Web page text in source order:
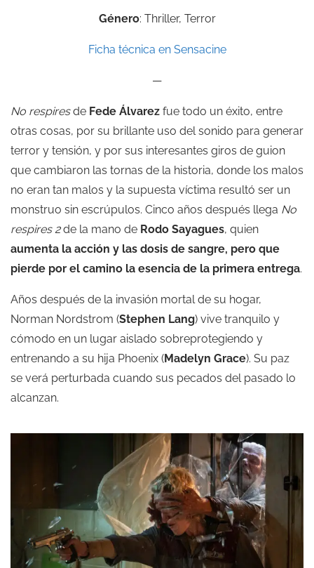
Género: Thriller, Terror
Ficha técnica en Sensacine
—
No respiresde Fede Álvarez fue todo un éxito, entre
otras cosas, por su brillante uso del sonido para generar
terror y tensión, y por sus interesantes giros de guion
que cambiaron las tornas de la historia, donde los malos
no eran tan malos y la supuesta víctima resultó ser un
monstruo sin escrúpulos. Cinco años después llega No
respires 2de la mano de Rodo Sayagues, quien
aumenta la acción y las dosis de sangre, pero que
pierde por el camino la esencia de la primera entrega.
Años después de la invasión mortal de su hogar,
Norman Nordstrom (Stephen Lang) vive tranquilo y
cómodo en un lugar aislado sobreprotegiendo y
entrenando a su hija Phoenix (Madelyn Grace). Su paz
se verá perturbada cuando sus pecados del pasado lo
alcanzan.